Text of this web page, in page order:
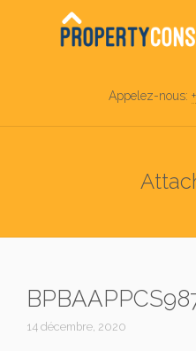
Appelez-nous:
14 décembre, 2020